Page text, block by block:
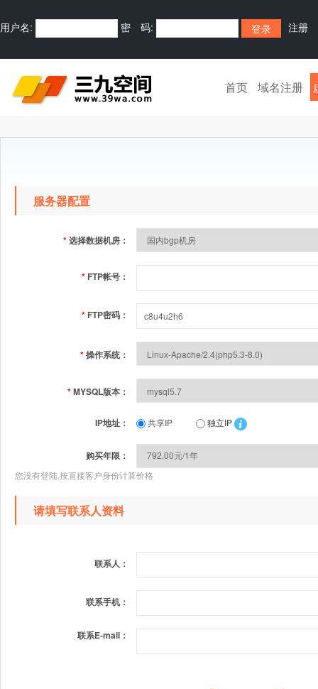
用户名: 密 码: 注册
首页 域名注册
服务器配置
*选择数据机房：
* FTP帐号：
* FTP密码：
*操作系统：
*MYSQL版本：
IP地址： 共享IP 独立IP
购买年限：
您没有登陆,按直接客户身份计算价格
请填写联系人资料
联系人：
联系手机：
联系E-mail：